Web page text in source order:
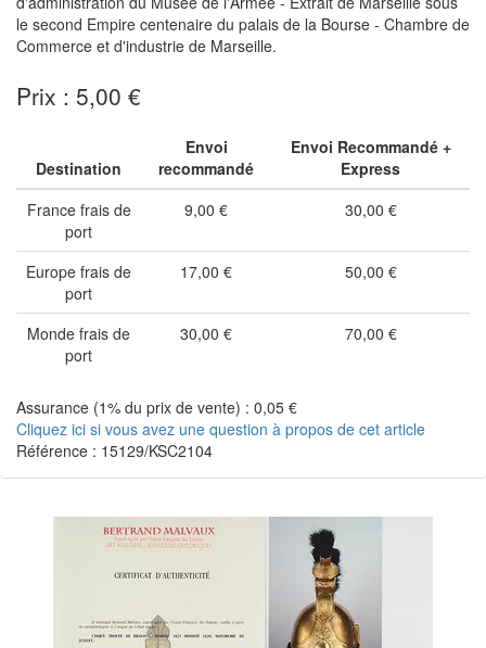
le second Empire centenaire du palais de la Bourse - Chambre de
Commerce et d'industrie de Marseille.
Prix : 5,00 €
Destination
Envoi
recommandé
Envoi Recommandé +
Express
France frais de
port
9,00 € 30,00 €
Europe frais de
port
17,00 € 50,00 €
Monde frais de
port
30,00 € 70,00 €
Assurance (1% du prix de vente) : 0,05 €
Cliquez ici si vous avez une question à propos de cet article
Référence : 15129/KSC2104